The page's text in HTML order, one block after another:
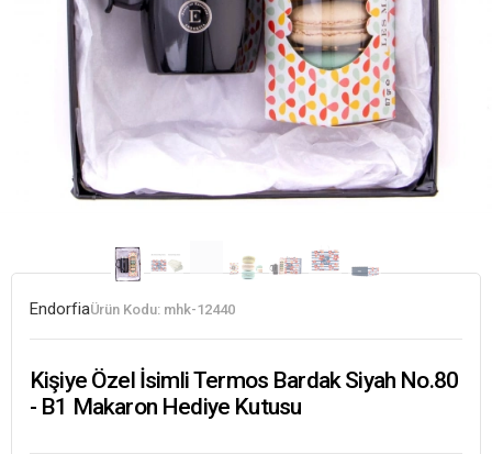
EndorfiaÜrün Kodu: mhk-12440
Kişiye Özel İsimli Termos Bardak Siyah No.80
- B1 Makaron Hediye Kutusu